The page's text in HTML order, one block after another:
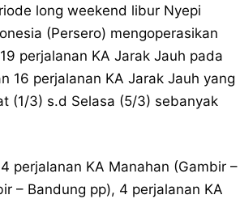
long weekend libur Nyepi
(Persero) mengoperasikan
perjalanan KA Jarak Jauh pada
16 perjalanan KA Jarak Jauh yang
(1/3) s.d Selasa (5/3) sebanyak
perjalanan KA Manahan (Gambir –
– Bandung pp), 4 perjalanan KA